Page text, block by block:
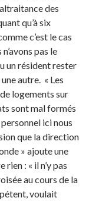
des
qu’à six
c’est le cas
pas le
un résident rester
autre. « Les
logements sur
sont mal formés
ici nous
que la direction
» ajoute une
: « il n’y pas
au cours de la
voulait